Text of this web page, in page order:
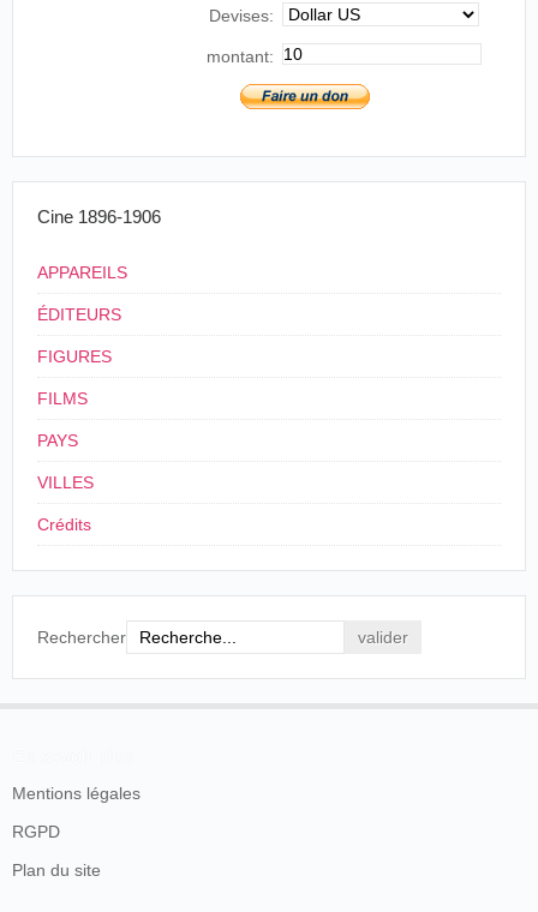
Devises:
montant:
Cine 1896-1906
APPAREILS
ÉDITEURS
FIGURES
FILMS
PAYS
VILLES
Crédits
Rechercher
Mentions légales
RGPD
Plan du site